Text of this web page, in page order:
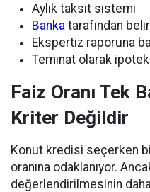
Aylık taksit sistemi
Banka tarafından
Ekspertiz raporuna
Teminat olarak
Faiz Oranı Tek
Kriter Değildir
Konut kredisi seçerken
oranına odaklanıyor.
değerlendirilmesinin